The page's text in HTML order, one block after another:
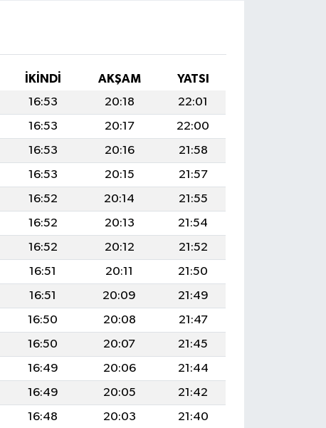
İKINDI AKŞAM
YATSI
16:53 20:18
22:01
16:53 20:17
22:00
16:53 20:16
21:58
16:53 20:15
21:57
16:52 20:14
21:55
16:52 20:13
21:54
16:52 20:12
21:52
16:51 20:11
21:50
16:51 20:09
21:49
16:50 20:08
21:47
16:50 20:07
21:45
16:49 20:06
21:44
16:49 20:05
21:42
16:48 20:03
21:40